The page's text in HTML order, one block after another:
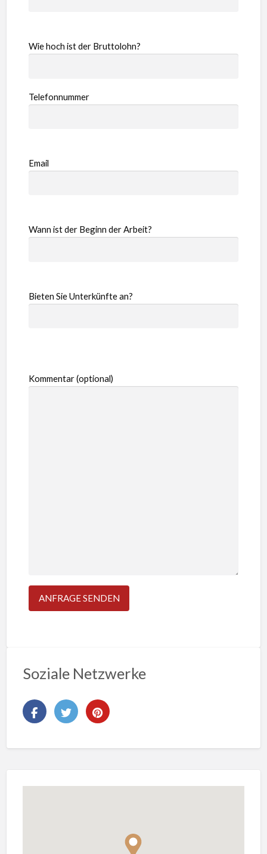
Wie hoch ist der Bruttolohn?
Telefonnummer
Email
Wann ist der Beginn der Arbeit?
Bieten Sie Unterkünfte an?
Kommentar (optional)
Soziale Netzwerke